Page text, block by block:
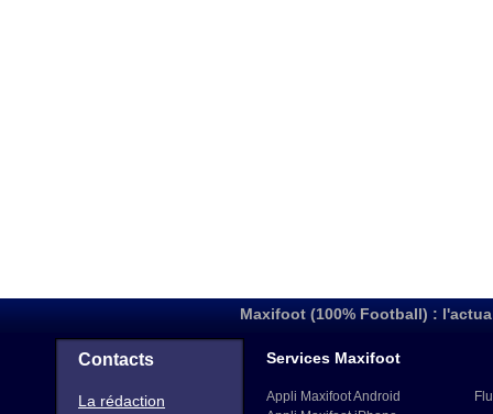
Maxifoot (100% Football) :
Contacts
La rédaction
Services Maxifoot
Appli Maxifoot Android